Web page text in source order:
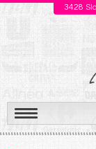
3428
Aller
au